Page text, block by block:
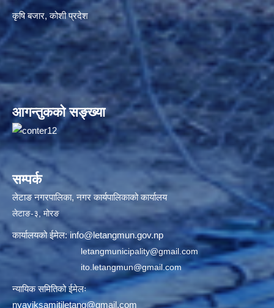
कृषि बजार, कोशी प्रदेश
आगन्तुकको सङ्ख्या
सम्पर्क
लेटाङ नगरपालिका, नगर कार्यपालिकाको कार्यालय
लेटाङ-३, मोरङ
कार्यालयको ईमेल:info@letangmun.gov.np
letangmunicipality@gmail.com
ito.letangmun@gmail.com
न्यायिक समितिको ईमेलः
nyayiksamitiletang@gmail.com